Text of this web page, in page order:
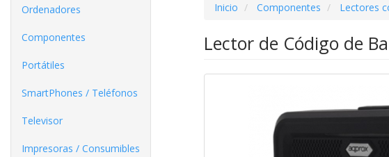
Ordenadores
Componentes
Portátiles
SmartPhones / Teléfonos
Televisor
Impresoras / Consumibles
Inicio Componentes Lectores
Lector de Código de